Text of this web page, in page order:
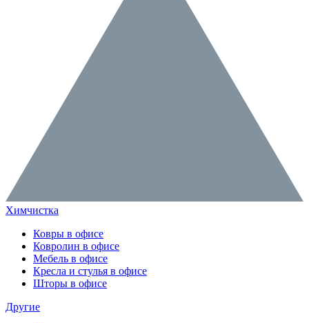
Химчистка
Ковры в офисе
Ковролин в офисе
Мебель в офисе
Кресла и стулья в офисе
Шторы в офисе
Другие